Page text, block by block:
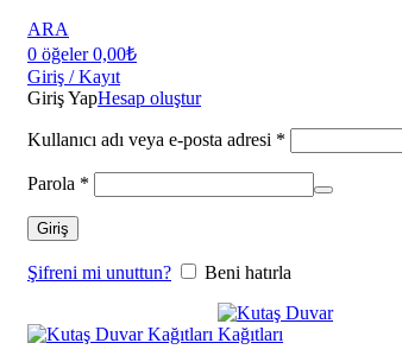
ARA
0 öğeler 0,00₺
Giriş / Kayıt
Giriş YapHesap oluştur
Kullanıcı adı veya e-posta adresi *
Parola *
Giriş
Şifreni mi unuttun? Beni hatırla